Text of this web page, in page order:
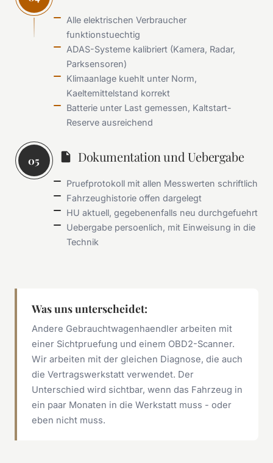
Alle elektrischen Verbraucher
funktionstuechtig
ADAS-Systeme kalibriert (Kamera, Radar,
Parksensoren)
Klimaanlage kuehlt unter Norm,
Kaeltemittelstand korrekt
Batterie unter Last gemessen, Kaltstart-
Reserve ausreichend
05 Dokumentation und Uebergabe
Pruefprotokoll mit allen Messwerten schriftlich
Fahrzeughistorie offen dargelegt
HU aktuell, gegebenenfalls neu durchgefuehrt
Uebergabe persoenlich, mit Einweisung in die
Technik
Was uns unterscheidet:
Andere Gebrauchtwagenhaendler arbeiten mit
einer Sichtpruefung und einem OBD2-Scanner.
Wir arbeiten mit der gleichen Diagnose, die auch
die Vertragswerkstatt verwendet. Der
Unterschied wird sichtbar, wenn das Fahrzeug in
ein paar Monaten in die Werkstatt muss - oder
eben nicht muss.